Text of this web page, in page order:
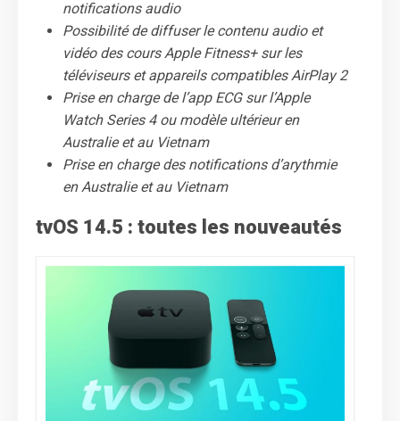
notifications audio
Possibilité de diffuser le contenu audio et
vidéo des cours Apple Fitness+ sur les
téléviseurs et appareils compatibles AirPlay 2
Prise en charge de l’app ECG sur l’Apple
Watch Series 4 ou modèle ultérieur en
Australie et au Vietnam
Prise en charge des notifications d’arythmie
en Australie et au Vietnam
tvOS 14.5 : toutes les nouveautés